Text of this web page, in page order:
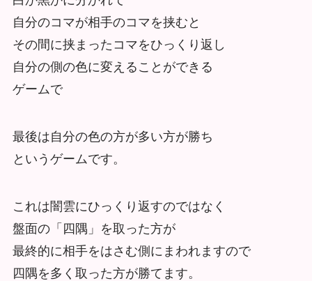
自分のコマが相手のコマを挟むと
その間に挟まったコマをひっくり返し
自分の側の色に変えることができる
ゲームで
最後は自分の色の方が多い方が勝ち
というゲームです。
これは闇雲にひっくり返すのではなく
盤面の「四隅」を取った方が
最終的に相手をはさむ側にまわれますので
四隅を多く取った方が勝てます。